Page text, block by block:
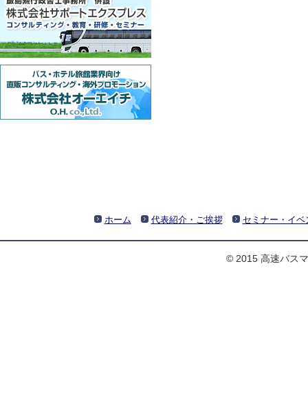
ホーム 代表紹介・ご挨拶 セミナー・イベ
© 2015 高速バス